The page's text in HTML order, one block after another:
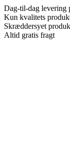
Dag-til-dag levering
Kun kvalitets
Skræddersyet
Altid gratis fragt